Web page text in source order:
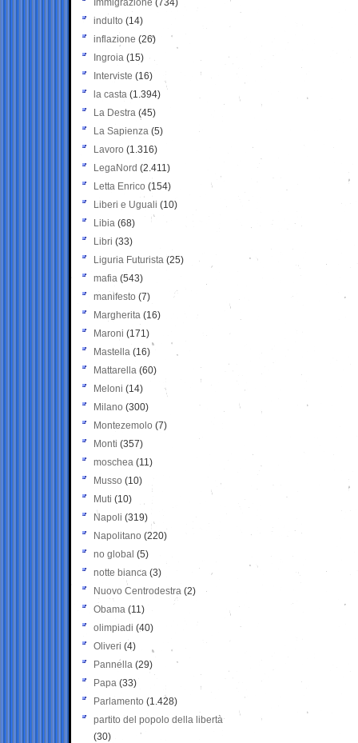
Immigrazione (734)
indulto (14)
inflazione (26)
Ingroia (15)
Interviste (16)
la casta (1.394)
La Destra (45)
La Sapienza (5)
Lavoro (1.316)
LegaNord (2.411)
Letta Enrico (154)
Liberi e Uguali (10)
Libia (68)
Libri (33)
Liguria Futurista (25)
mafia (543)
manifesto (7)
Margherita (16)
Maroni (171)
Mastella (16)
Mattarella (60)
Meloni (14)
Milano (300)
Montezemolo (7)
Monti (357)
moschea (11)
Musso (10)
Muti (10)
Napoli (319)
Napolitano (220)
no global (5)
notte bianca (3)
Nuovo Centrodestra (2)
Obama (11)
olimpiadi (40)
Oliveri (4)
Pannella (29)
Papa (33)
Parlamento (1.428)
partito del popolo della libertà
(30)